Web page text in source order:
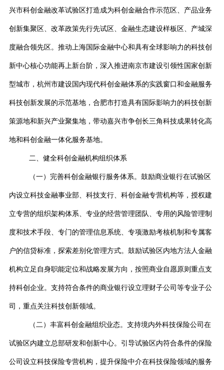
兴市科创金融改革试验区打造成为科创金融合作示范区、产品业务
创新集聚区、改革政策先行先试区、金融生态建设样板区、产城深
度融合领先区。推动上海国际金融中心和具有全球影响力的科技创
新中心核心功能再上新台阶，深入推进南京市建设引领性国家创新
型城市，杭州市建设国内现代科创金融体系的实践窗口和金融服务
科技创新发展的示范基地，合肥市打造具有国际影响力的科技创新
策源地和新兴产业聚集地，带动嘉兴市争创长三角科技成果转化高
地和科创金融一体化服务基地。
二、健全科创金融机构组织体系
（一）完善科创金融银行服务体系。鼓励商业银行在试验区
内设立科技金融事业部、科技支行、科创金融专营机构等，授权建
立专营的组织架构体系、专业的经营管理团队、专用的风险管理制
度和技术手段、专门的管理信息系统、专项激励考核机制和专属客
户的信贷标准，探索差别化管理方式。鼓励试验区内地方法人金融
机构立足自身职能定位和战略发展方向，按照商业自愿原则重点支
持科创企业。支持符合条件的商业银行设立理财子公司等专业子公
司，重点关注科技创新领域。
（二）丰富科创金融组织业态。支持境内外科技保险公司在
试验区内建立总部研发和创新中心。引导试验区内符合条件的保险
公司设立科技保险专营机构，提升保险中介在科技保险领域的服务